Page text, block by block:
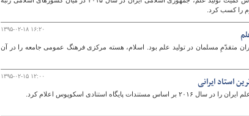
را کسب کرد.
۱۳۹۵-۰۲-۱۸ ۱۶:۲۰
متقدّمِ مسلمان در تولید علم بود. اسلام، هسته مرکزی فرهنگ عمومی جامعه را در آن
۱۳۹۵-۰۲-۱۵ ۱۲:۰۰
استنادی اسکوپوس اعلام کرد.